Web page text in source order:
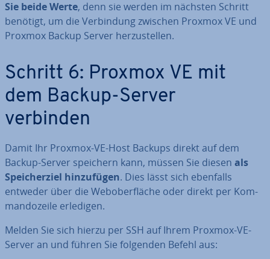
Sie beide Werte, denn sie werden im nächsten Schritt
benötigt, um die Ver­bin­dung zwischen Proxmox VE und
Proxmox Backup Server her­zu­stel­len.
Schritt 6: Proxmox VE mit
dem Backup-Server
verbinden
Damit Ihr Proxmox-VE-Host Backups direkt auf dem
Backup-Server speichern kann, müssen Sie diesen als
Spei­cher­ziel hin­zu­fü­gen. Dies lässt sich ebenfalls
entweder über die Web­ober­flä­che oder direkt per Kom­
man­do­zei­le erledigen.
Melden Sie sich hierzu per SSH auf Ihrem Proxmox-VE-
Server an und führen Sie folgenden Befehl aus: